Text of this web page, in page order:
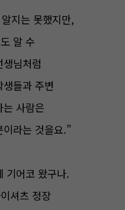
지는 못했지만,
알 수
님처럼
들과 주변
사람은
라는 것을요.”
기어코 왔구나.
셔츠 정장